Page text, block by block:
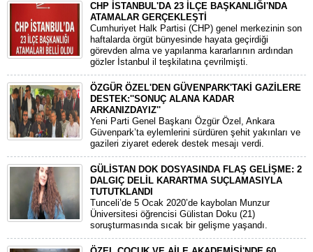
CHP İSTANBUL'DA 23 İLÇE BAŞKANLIĞI'NDA
ATAMALAR GERÇEKLEŞTİ
​Cumhuriyet Halk Partisi (CHP) genel merkezinin son
haftalarda örgüt bünyesinde hayata geçirdiği
görevden alma ve yapılanma kararlarının ardından
gözler İstanbul il teşkilatına çevrilmişti.
ÖZGÜR ÖZEL'DEN GÜVENPARK'TAKİ GAZİLERE
DESTEK:''SONUÇ ALANA KADAR
ARKANIZDAYIZ''
​Yeni Parti Genel Başkanı Özgür Özel, Ankara
Güvenpark’ta eylemlerini sürdüren şehit yakınları ve
gazileri ziyaret ederek destek mesajı verdi.
GÜLİSTAN DOK DOSYASINDA FLAŞ GELİŞME: 2
DALGIÇ DELİL KARARTMA SUÇLAMASIYLA
TUTUTKLANDI
​Tunceli’de 5 Ocak 2020’de kaybolan Munzur
Üniversitesi öğrencisi Gülistan Doku (21)
soruşturmasında sıcak bir gelişme yaşandı.